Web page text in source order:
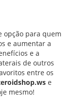
opção para quem
e aumentar a
e a
de outros
entre os
e
mesmo!